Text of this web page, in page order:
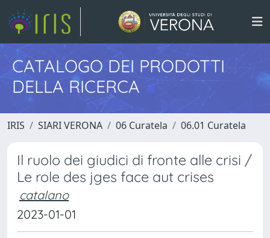
CATALOGO DEI PRODOTTI
DELLA RICERCA
IRIS SIARI VERONA 06 Curatela 06.01 Curatela
Il ruolo dei giudici di fronte alle crisi /
Le role des jges face aut crises
catalano
2023-01-01